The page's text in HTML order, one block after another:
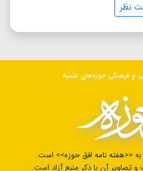
نظر
و فرهنگی حوزه‌های علمیه
<<هفته نامه افق حوزه>> است.
و تصاویر آن با ذکر منبع آزاد است.